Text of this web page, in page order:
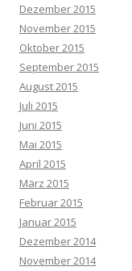
Dezember 2015
November 2015
Oktober 2015
September 2015
August 2015
Juli 2015
Juni 2015
Mai 2015
April 2015
März 2015
Februar 2015
Januar 2015
Dezember 2014
November 2014